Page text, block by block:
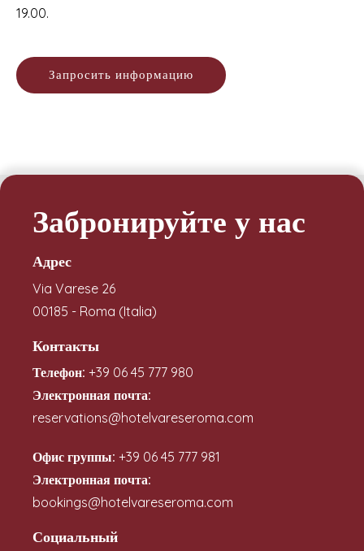
19.00.
Запросить информацию
Забронируйте у нас
Адрес
Via Varese 26
00185 - Roma (Italia)
Контакты
Телефон: +39 06 45 777 980
Электронная почта:
reservations@hotelvareseroma.com
Офис группы: +39 06 45 777 981
Электронная почта:
bookings@hotelvareseroma.com
Социальный